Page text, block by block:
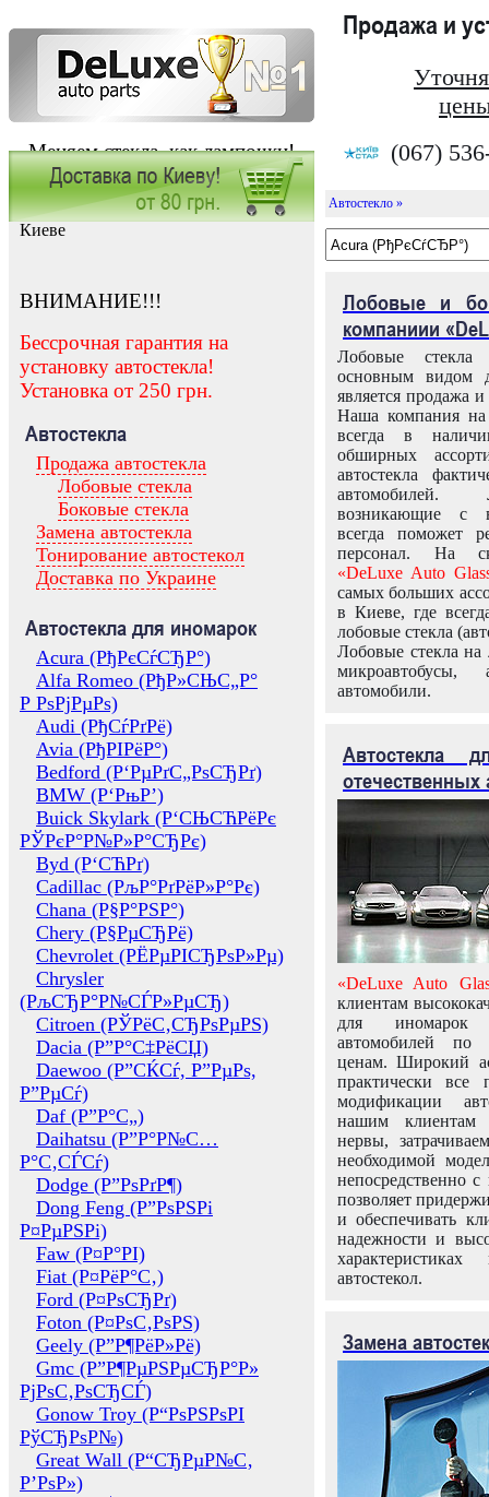
Меняем стекла, как лампочки!
Продажа и
(067)
Заказать установку автостекла в
Киеве
ВНИМАНИЕ!!!
Бессрочная гарантия на
установку автостекла!
Установка от 250 грн.
Автостекла
Продажа автостекла
Лобовые стекла
Боковые стекла
Замена автостекла
Тонирование автостекол
Доставка по Украине
Автостекла для иномарок
Acura (РђРєСѓСЂР°)
Alfa Romeo (РђР»СЊС„Р°
Р РѕРјРµРѕ)
Audi (РђСѓРґРё)
Avia (РђРІРёР°)
Bedford (Р‘РµРґС„РѕСЂРґ)
BMW (Р‘РњР’)
Buick Skylark (Р‘СЊСЋРёРє
РЎРєР°Р№Р»Р°СЂРє)
Byd (Р‘СЋРґ)
Cadillac (РљР°РґРёР»Р°Рє)
Chana (Р§Р°РЅР°)
Chery (Р§РµСЂРё)
Chevrolet (РЁРµРІСЂРѕР»Рµ)
Chrysler
(РљСЂР°Р№СЃР»РµСЂ)
Citroen (РЎРёС‚СЂРѕРµРЅ)
Dacia (Р”Р°С‡РёСЏ)
Daewoo (Р”СЌСѓ, Р”РµРѕ,
Р”РµСѓ)
Daf (Р”Р°С„)
Daihatsu (Р”Р°Р№С…
Р°С‚СЃСѓ)
Dodge (Р”РѕРґР¶)
Dong Feng (Р”РѕРЅРі
Р¤РµРЅРі)
Faw (Р¤Р°РІ)
Fiat (Р¤РёР°С‚)
Ford (Р¤РѕСЂРґ)
Foton (Р¤РѕС‚РѕРЅ)
Geely (Р”Р¶РёР»Рё)
Gmc (Р”Р¶РµРЅРµСЂР°Р»
РјРѕС‚РѕСЂСЃ)
Gonow Troy (Р“РѕРЅРѕРІ
РўСЂРѕР№)
Great Wall (Р“СЂРµР№С‚
Р’РѕР»)
Автостекло »
Лобовые и
компаниии
Лобовые
основным видом
является продажа и
Наша компания на
всегда в
обширных
автостекла
возникающие с
всегда поможет
персонал. На
«DeLuxe Auto
самых больших
в Киеве, где
лобовые стекла
Лобовые стекла на
микроавтобусы,
автомобили.
Автостекла
отечественных
«DeLuxe Auto
клиентам
для иномарок
автомобилей
ценам. Широкий
практически все
модификации
нашим клиентам
нервы,
необходимой
непосредственно
позволяет
и обеспечивать
надежности и
автостекол.
Замена